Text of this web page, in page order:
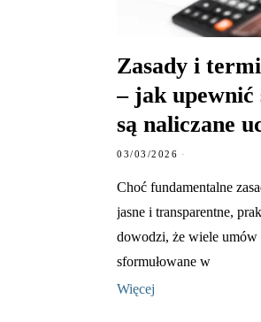
Zasady i
– jak upewnić
są naliczane
03/03/2026
Choć fundamentalne
jasne i transparentne,
dowodzi, że wiele
sformułowane w
Więcej